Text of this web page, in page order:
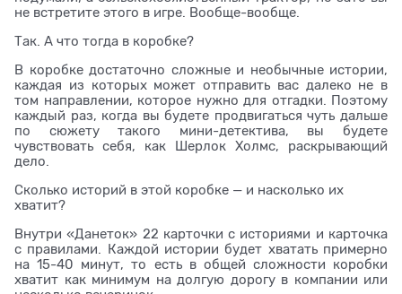
не встретите этого в игре. Вообще-вообще.
Так. А что тогда в коробке?
В коробке достаточно сложные и необычные истории,
каждая из которых может отправить вас далеко не в
том направлении, которое нужно для отгадки. Поэтому
каждый раз, когда вы будете продвигаться чуть дальше
по сюжету такого мини-детектива, вы будете
чувствовать себя, как Шерлок Холмс, раскрывающий
дело.
Сколько историй в этой коробке — и насколько их
хватит?
Внутри «Данеток» 22 карточки с историями и карточка
с правилами. Каждой истории будет хватать примерно
на 15-40 минут, то есть в общей сложности коробки
хватит как минимум на долгую дорогу в компании или